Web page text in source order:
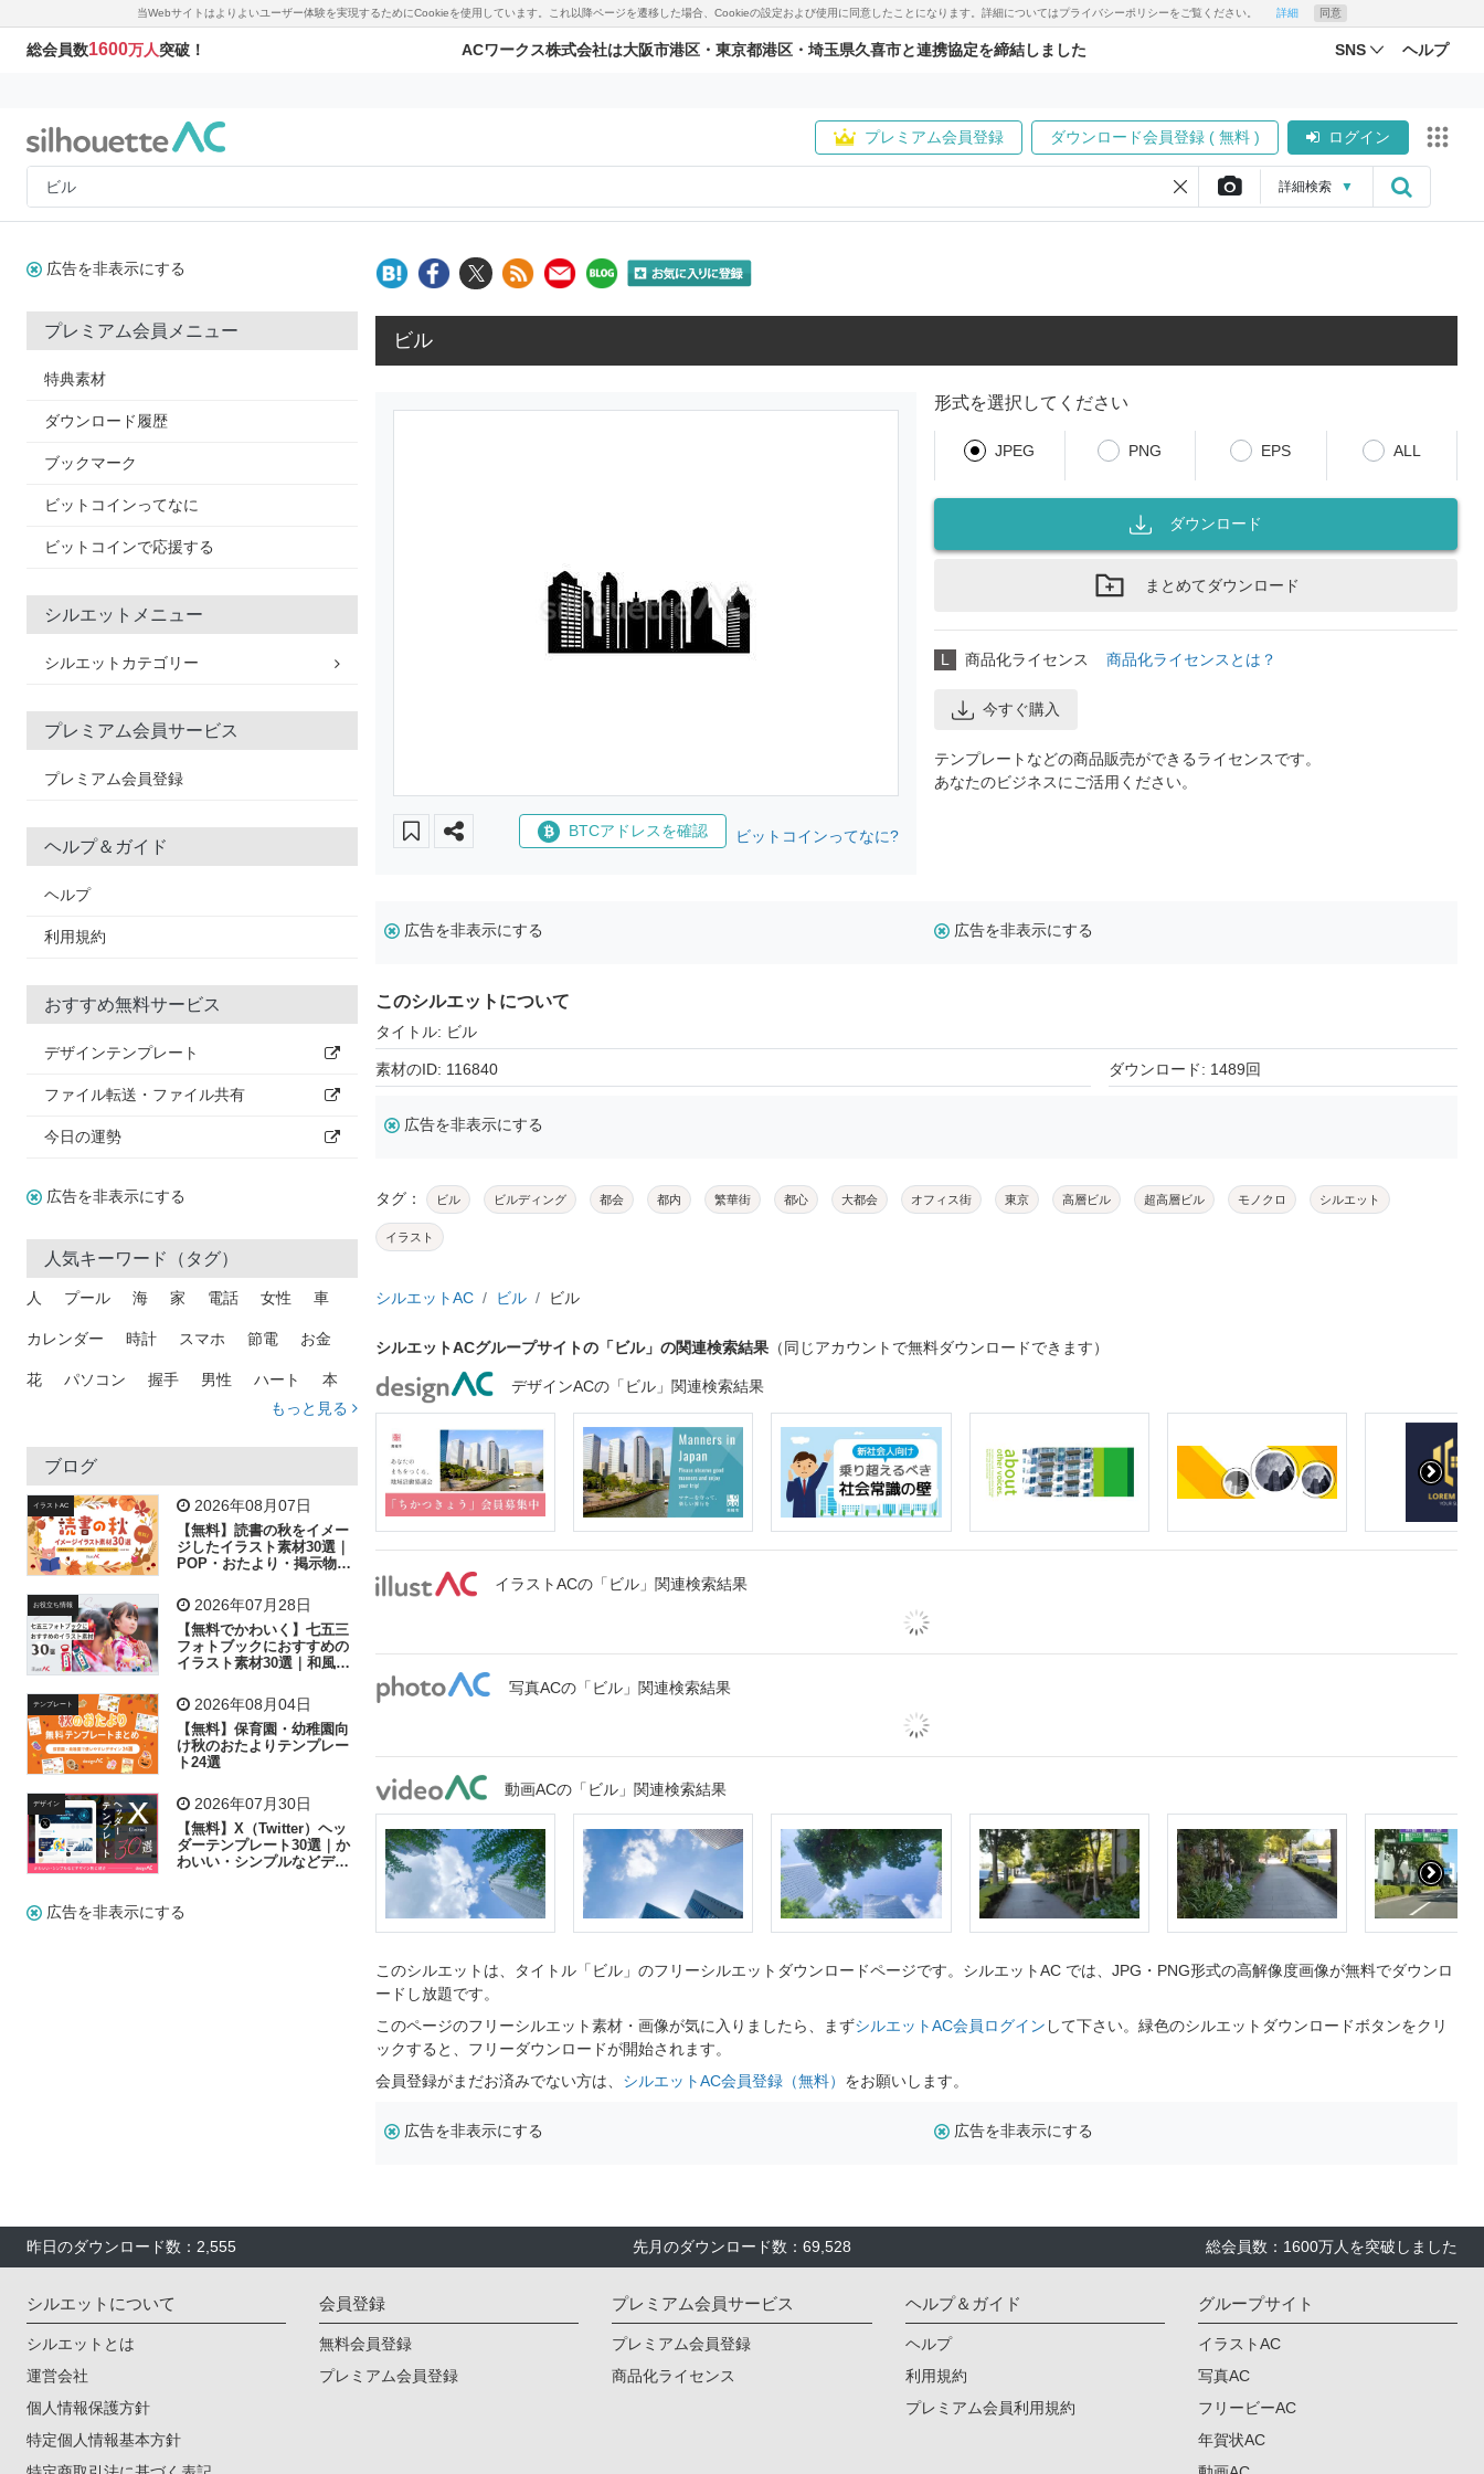
当Webサイトはよりよいユーザー体験を実現するためにCookieを使用しています。これ以降ページを遷移した場合、Cookieの設定および使用に同意したことになります。詳細についてはプライバシーポリシーをご覧ください。 詳細 同意
総会員数1600万人突破！ ACワークス株式会社は大阪市港区・東京都港区・埼玉県久喜市と連携協定を締結しました SNS ヘルプ
プレミアム会員登録 ダウンロード会員登録 ( 無料 ) ログイン
詳細検索 ▼
広告を非表示にする
プレミアム会員メニュー
特典素材
ダウンロード履歴
ブックマーク
ビットコインってなに
ビットコインで応援する
シルエットメニュー
シルエットカテゴリー
プレミアム会員サービス
プレミアム会員登録
ヘルプ＆ガイド
ヘルプ
利用規約
おすすめ無料サービス
デザインテンプレート
ファイル転送・ファイル共有
今日の運勢
広告を非表示にする
人気キーワード（タグ）
人 プール 海 家 電話 女性 車
カレンダー 時計 スマホ 節電 お金
花 パソコン 握手 男性 ハート 本
トラック 木
吹き出し
飛行機 グラフ ビル 魚 家族 書類
歩く 工場 会社 太陽 キラキラ
子供 作業員 葉 相談 ピクトグラム
もっと見る
ブログ
イラストAC 2026年08月07日
【無料】読書の秋をイメー
ジしたイラスト素材30選｜
POP・おたより・掲示物に
お役立ち情報 2026年07月28日
【無料でかわいく】七五三
フォトブックにおすすめの
イラスト素材30選｜和風の
テンプレート 2026年08月04日
【無料】保育園・幼稚園向
け秋のおたよりテンプレー
ト24選
デザイン 2026年07月30日
【無料】X（Twitter）ヘッ
ダーテンプレート30選｜か
わいい・シンプルなどデザ
広告を非表示にする
ビル
BTCアドレスを確認 ビットコインってなに?
形式を選択してください
JPEG PNG EPS ALL
ダウンロード
まとめてダウンロード
L 商品化ライセンス 商品化ライセンスとは？
今すぐ購入
テンプレートなどの商品販売ができるライセンスです。
あなたのビジネスにご活用ください。
広告を非表示にする 広告を非表示にする
このシルエットについて
タイトル: ビル
素材のID: 116840 ダウンロード: 1489回
広告を非表示にする
タグ： ビル ビルディング 都会 都内 繁華街 都心 大都会 オフィス街 東京 高層ビル 超高層ビル モノクロ シルエット
イラスト
シルエットAC ビル ビル
シルエットACグループサイトの「ビル」の関連検索結果 （同じアカウントで無料ダウンロードできます）
デザインACの「ビル」関連検索結果
イラストACの「ビル」関連検索結果
写真ACの「ビル」関連検索結果
動画ACの「ビル」関連検索結果
このシルエットは、タイトル「ビル」のフリーシルエットダウンロードページです。シルエットAC では、JPG・PNG形式の高解像度画像が無料でダウンロ
ードし放題です。
このページのフリーシルエット素材・画像が気に入りましたら、まずシルエットAC会員ログイン して下さい。緑色のシルエットダウンロードボタンをクリ
ックすると、フリーダウンロードが開始されます。
会員登録がまだお済みでない方は、 シルエットAC会員登録（無料） をお願いします。
広告を非表示にする 広告を非表示にする
昨日のダウンロード数：2,555 先月のダウンロード数：69,528 総会員数：1600万人を突破しました
シルエットについて
シルエットとは
運営会社
個人情報保護方針
特定個人情報基本方針
会員登録
無料会員登録
プレミアム会員登録
プレミアム会員サービス
プレミアム会員登録
商品化ライセンス
ヘルプ＆ガイド
ヘルプ
利用規約
プレミアム会員利用規約
グループサイト
イラストAC
写真AC
フリービーAC
年賀状AC